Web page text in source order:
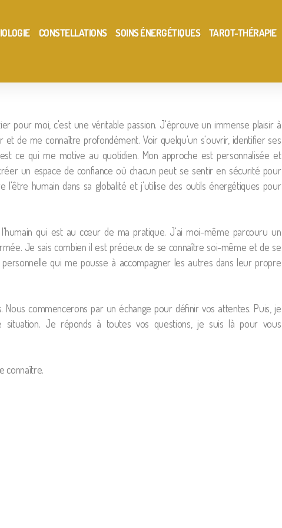
CONSTELLATIONS SOINS ÉNERGÉTIQUES TAROT-THÉRAPIE
pour moi, c'est une véritable passion. J'éprouve un immense plaisir à
de me connaître profondément. Voir quelqu'un s'ouvrir, identifier ses
ce qui me motive au quotidien. Mon approche est personnalisée et
un espace de confiance où chacun peut se sentir en sécurité pour
l'être humain dans sa globalité et j'utilise des outils énergétiques pour
qui est au cœur de ma pratique. J'ai moi-même parcouru un
Je sais combien il est précieux de se connaître soi-même et de se
qui me pousse à accompagner les autres dans leur propre
commencerons par un échange pour définir vos attentes. Puis, je
situation. Je réponds à toutes vos questions, je suis là pour vous
connaître.